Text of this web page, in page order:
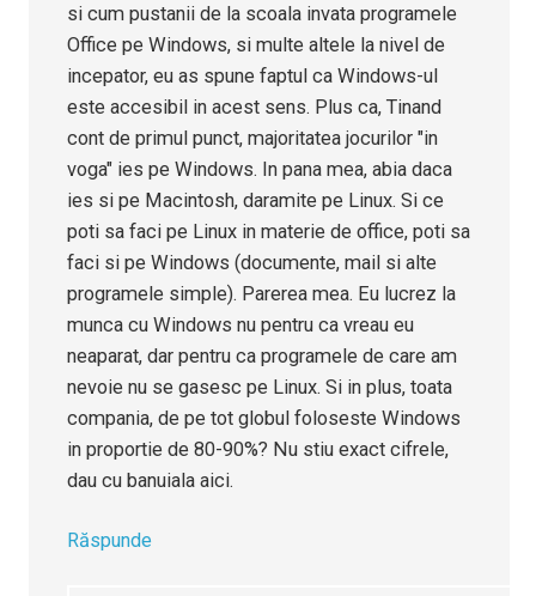
si cum pustanii de la scoala invata programele
Office pe Windows, si multe altele la nivel de
incepator, eu as spune faptul ca Windows-ul
este accesibil in acest sens. Plus ca, Tinand
cont de primul punct, majoritatea jocurilor "in
voga" ies pe Windows. In pana mea, abia daca
ies si pe Macintosh, daramite pe Linux. Si ce
poti sa faci pe Linux in materie de office, poti sa
faci si pe Windows (documente, mail si alte
programele simple). Parerea mea. Eu lucrez la
munca cu Windows nu pentru ca vreau eu
neaparat, dar pentru ca programele de care am
nevoie nu se gasesc pe Linux. Si in plus, toata
compania, de pe tot globul foloseste Windows
in proportie de 80-90%? Nu stiu exact cifrele,
dau cu banuiala aici.
Răspunde